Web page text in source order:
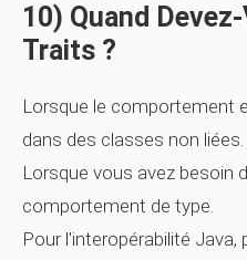
10) Quand
Traits ?
Lorsque le comportement
dans des classes non liées.
Lorsque vous avez besoin
comportement de type.
Pour l'interopérabilité Java,